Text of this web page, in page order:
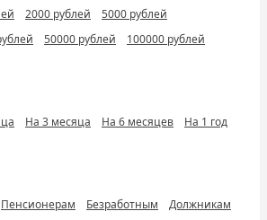
2000 рублей
5000 рублей
50000 рублей
100000 рублей
На 3 месяца На 6 месяцев
На 1 год
Пенсионерам Безработным
Должникам